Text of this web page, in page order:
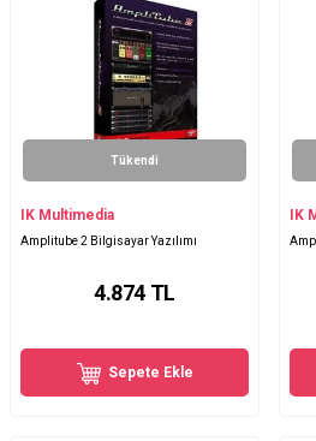
Tükendi
IK Multimedia
Amplitube 2 Bilgisayar Yazılımı
4.874 TL
Sepete Ekle
IK